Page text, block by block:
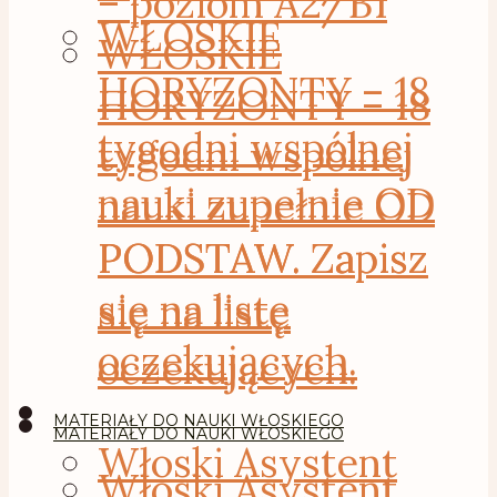
WŁOSKIE
HORYZONTY – 18
tygodni wspólnej
nauki zupełnie OD
PODSTAW. Zapisz
się na listę
oczekujących.
MATERIAŁY DO NAUKI WŁOSKIEGO
WŁOSKIE
HORYZONTY – 18
tygodni wspólnej
nauki zupełnie OD
PODSTAW. Zapisz
się na listę
oczekujących.
MATERIAŁY DO NAUKI WŁOSKIEGO
Włoski Asystent